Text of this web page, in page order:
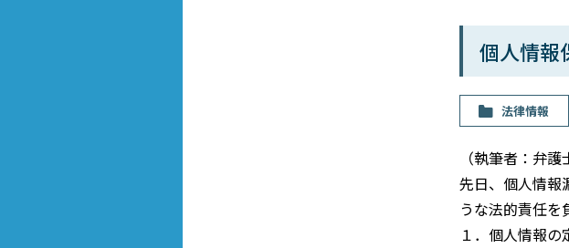
個人情報
法律情報
（執筆者：弁
先日、個人情報
うな法的責任を
１．個人情報の